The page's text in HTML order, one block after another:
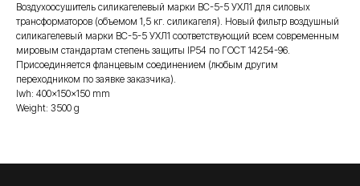
Воздухоосушитель силикагелевый марки ВС-5-5 УХЛ1 для силовых
трансформаторов (объемом 1,5 кг. силикагеля). Новый фильтр воздушный
силикагелевый марки ВС-5-5 УХЛ1 соответствующий всем современным
мировым стандартам степень защиты IP54 по ГОСТ 14254-96.
Присоединяется фланцевым соединением (любым другим
переходником по заявке заказчика).
lwh: 400x150x150 mm
Weight: 3500 g